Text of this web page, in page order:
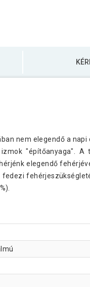
nem elegendő a
"építőanyaga".
elegendő